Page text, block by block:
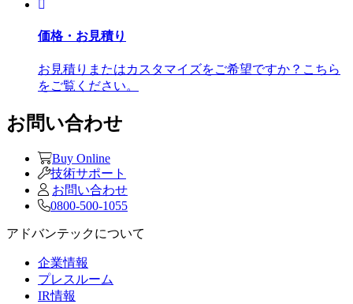
価格・お見積り
お見積りまたはカスタマイズをご希望ですか？こちら
をご覧ください。
お問い合わせ
Buy Online
技術サポート
お問い合わせ
0800-500-1055
アドバンテックについて
企業情報
プレスルーム
IR情報